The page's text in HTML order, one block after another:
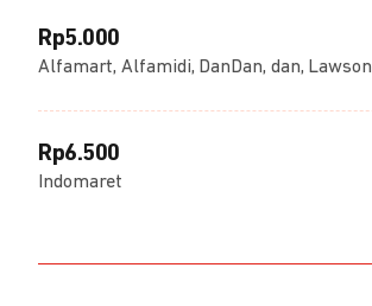
Rp5.000
Alfamart, Alfamidi, DanDan, dan, Lawson
Rp6.500
Indomaret